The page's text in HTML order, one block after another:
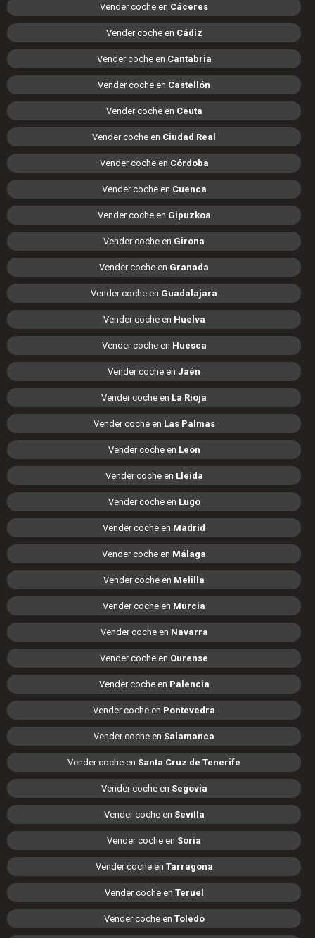
Vender coche en Cáceres
Vender coche en Cádiz
Vender coche en Cantabria
Vender coche en Castellón
Vender coche en Ceuta
Vender coche en Ciudad Real
Vender coche en Córdoba
Vender coche en Cuenca
Vender coche en Gipuzkoa
Vender coche en Girona
Vender coche en Granada
Vender coche en Guadalajara
Vender coche en Huelva
Vender coche en Huesca
Vender coche en Jaén
Vender coche en La Rioja
Vender coche en Las Palmas
Vender coche en León
Vender coche en Lleida
Vender coche en Lugo
Vender coche en Madrid
Vender coche en Málaga
Vender coche en Melilla
Vender coche en Murcia
Vender coche en Navarra
Vender coche en Ourense
Vender coche en Palencia
Vender coche en Pontevedra
Vender coche en Salamanca
Vender coche en Santa Cruz de Tenerife
Vender coche en Segovia
Vender coche en Sevilla
Vender coche en Soria
Vender coche en Tarragona
Vender coche en Teruel
Vender coche en Toledo